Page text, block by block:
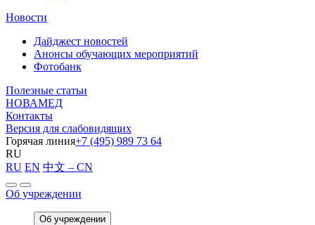
Новости
Дайджест новостей
Анонсы обучающих мероприятий
Фотобанк
Полезные статьи
НОВАМЕД
Контакты
Версия для слабовидящих
Горячая линия+7 (495) 989 73 64
RU
RU EN 中文 – CN
Об учреждении
Об учреждении